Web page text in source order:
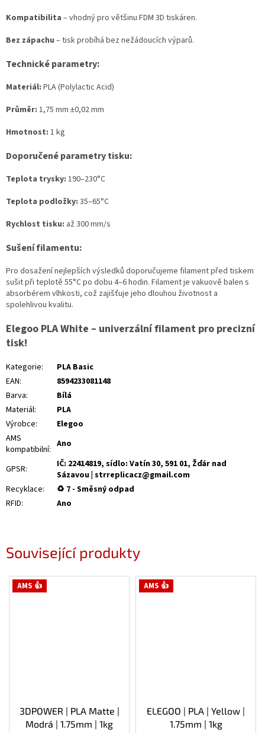
Související produkty
AMS 👍
3DPOWER | PLA Matte |
Modrá | 1.75mm | 1kg
AMS 👍
ELEGOO | PLA | Yellow |
1.75mm | 1kg
Kompatibilita – vhodný pro většinu FDM 3D tiskáren.
Bez zápachu – tisk probíhá bez nežádoucích výparů.
Technické parametry:
Materiál: PLA (Polylactic Acid)
Průměr: 1,75 mm ±0,02 mm
Hmotnost: 1 kg
Doporučené parametry tisku:
Teplota trysky: 190–230°C
Teplota podložky: 35–65°C
Rychlost tisku: až 300 mm/s
Sušení filamentu:
Pro dosažení nejlepších výsledků doporučujeme filament před tiskem
sušit při teplotě 55°C po dobu 4–6 hodin. Filament je vakuově balen s
absorbérem vlhkosti, což zajišťuje jeho dlouhou životnost a
spolehlivou kvalitu.
Elegoo PLA White – univerzální filament pro precizní
tisk!
Kategorie:
PLA Basic
EAN:
8594233081148
Barva:
Bílá
Materiál:
PLA
Výrobce:
Elegoo
AMS
kompatibilní: Ano
GPSR:
IČ: 22414819, sídlo: Vatín 30, 591 01, Žďár nad
Sázavou | strreplicacz@gmail.com
Recyklace:
♻ 7 - Směsný odpad
RFID: Ano